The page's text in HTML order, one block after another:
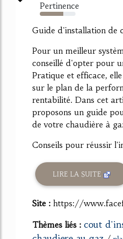
Pertinence
65%
Guide d'installation de
Pour un meilleur
conseillé d'opter pour
Pratique et efficace,
sur le plan de la
rentabilité. Dans cet
proposons un guide
de votre chaudière à
Conseils pour réussir
LIRE LA SUITE
Site : https://
Thèmes liés : cout